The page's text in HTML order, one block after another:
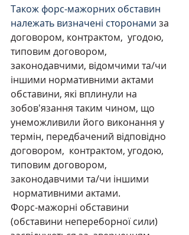
Також форс-мажорних обставин
належать визначені сторонами за
договором, контрактом,  угодою,
типовим договором,
законодавчими, відомчими та/чи
іншими нормативними актами
обставини, які вплинули на
зобов'язання таким чином, що
унеможливили його виконання у
термін, передбачений відповідно
договором,  контрактом, угодою,
типовим договором,
законодавчими та/чи іншими
нормативними актами.
Форс-мажорні обставини
(обставини непереборної сили)